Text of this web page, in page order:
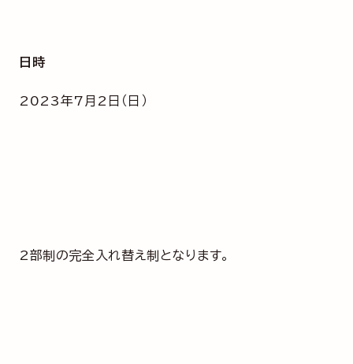
日時
2023年7月2日（日）
2部制の完全入れ替え制となります。